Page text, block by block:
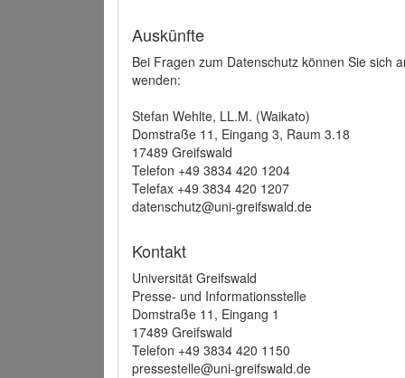
Auskünfte
Bei Fragen zum Datenschutz können Sie sich
wenden:
Stefan Wehlte, LL.M. (Waikato)
Domstraße 11, Eingang 3, Raum 3.18
17489 Greifswald
Telefon +49 3834 420 1204
Telefax +49 3834 420 1207
datenschutz@uni-greifswald.de
Kontakt
Universität Greifswald
Presse- und Informationsstelle
Domstraße 11, Eingang 1
17489 Greifswald
Telefon +49 3834 420 1150
pressestelle@uni-greifswald.de